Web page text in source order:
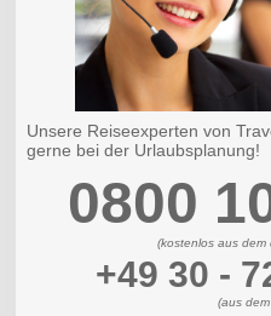
Unsere Reiseexperten von
gerne bei der Urlaubsplanung!
0800
(kostenlos aus dem
+49 30 -
(aus